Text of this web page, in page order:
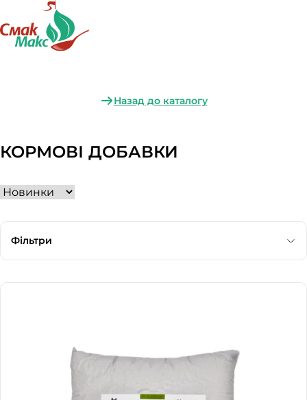
Назад до каталогу
КОРМОВІ ДОБАВКИ
Фільтри
В наявності